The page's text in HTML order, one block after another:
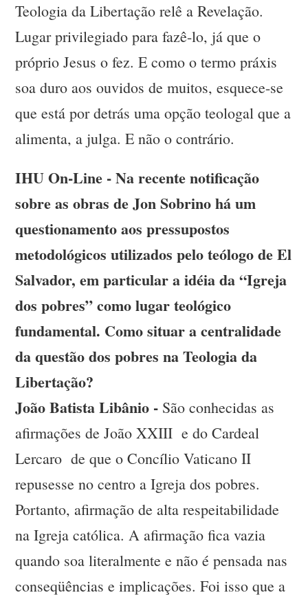
Teologia da Libertação relê a Revelação.
Lugar privilegiado para fazê-lo, já que o
próprio Jesus o fez. E como o termo práxis
soa duro aos ouvidos de muitos, esquece-se
que está por detrás uma opção teologal que a
alimenta, a julga. E não o contrário.
IHU On-Line - Na recente notificação
sobre as obras de Jon Sobrino há um
questionamento aos pressupostos
metodológicos utilizados pelo teólogo de El
Salvador, em particular a idéia da “Igreja
dos pobres” como lugar teológico
fundamental. Como situar a centralidade
da questão dos pobres na Teologia da
Libertação?
João Batista Libânio - São conhecidas as
afirmações de João XXIII e do Cardeal
Lercaro de que o Concílio Vaticano II
repusesse no centro a Igreja dos pobres.
Portanto, afirmação de alta respeitabilidade
na Igreja católica. A afirmação fica vazia
quando soa literalmente e não é pensada nas
conseqüências e implicações. Foi isso que a